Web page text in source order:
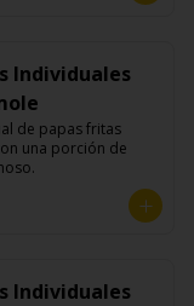
Individuales
de papas fritas
una porción de
Individuales